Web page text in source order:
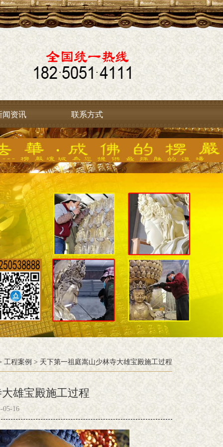
闻资讯 联系方式
工程案例 > 天下第一祖庭嵩山少林寺大雄宝殿施工过程
雄宝殿施工过程
05-16